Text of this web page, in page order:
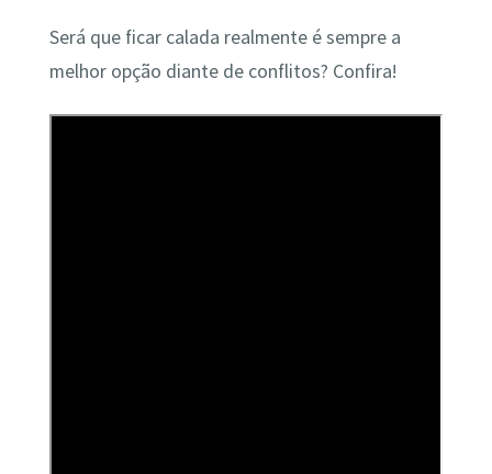
Será que ficar calada realmente é sempre a
melhor opção diante de conflitos? Confira!